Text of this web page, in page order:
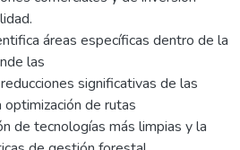
áreas específicas dentro de la
las
significativas de las
de rutas
de tecnologías más limpias y la